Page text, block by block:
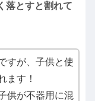
落とすと割れて
すが、子供と使
ます！
供が不器用に混